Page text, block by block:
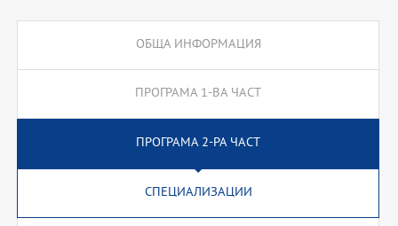
ОБЩА ИНФОРМАЦИЯ
ПРОГРАМА 1-ВА ЧАСТ
ПРОГРАМА 2-РА ЧАСТ
СПЕЦИАЛИЗАЦИИ